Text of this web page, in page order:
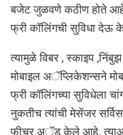
बजेट जुळवणे कठीण होते
फ्री कॉलिंगची सुविधा देऊ
त्यामुळे विबर , स्काइप
मोबाइल अॅप्लिकेशन्सने
फ्री कॉलिंगच्या सुविधेला
नुकतीच त्यांची मेसेंजर
फीचर अॅड केले आहे.